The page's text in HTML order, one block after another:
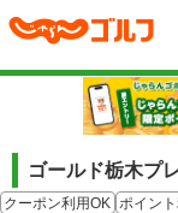
ゴールド栃木プ
クーポン利用OK ポイン